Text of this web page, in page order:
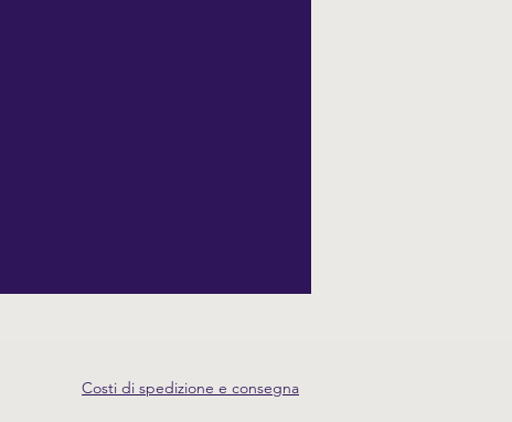
Costi di spedizione e consegna